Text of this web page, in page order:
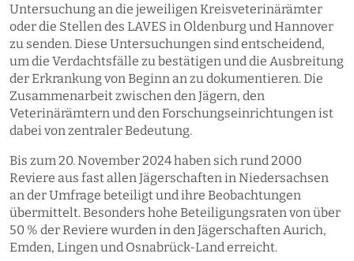
Untersuchung an die jeweiligen Kreisveterinärämter
oder die Stellen des LAVES in Oldenburg und Hannover
zu senden. Diese Untersuchungen sind entscheidend,
um die Verdachtsfälle zu bestätigen und die Ausbreitung
der Erkrankung von Beginn an zu dokumentieren. Die
Zusammenarbeit zwischen den Jägern, den
Veterinärämtern und den Forschungseinrichtungen ist
dabei von zentraler Bedeutung.
Bis zum 20. November 2024 haben sich rund 2000
Reviere aus fast allen Jägerschaften in Niedersachsen
an der Umfrage beteiligt und ihre Beobachtungen
übermittelt. Besonders hohe Beteiligungsraten von über
50 % der Reviere wurden in den Jägerschaften Aurich,
Emden, Lingen und Osnabrück-Land erreicht.